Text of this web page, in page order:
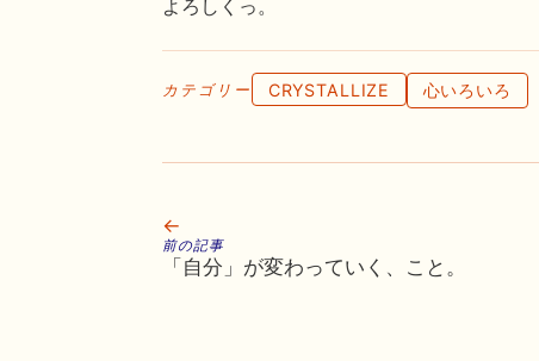
よろしくっ。
カテゴリー CRYSTALLIZE 心いろいろ
←
前の記事
「自分」が変わっていく、こと。